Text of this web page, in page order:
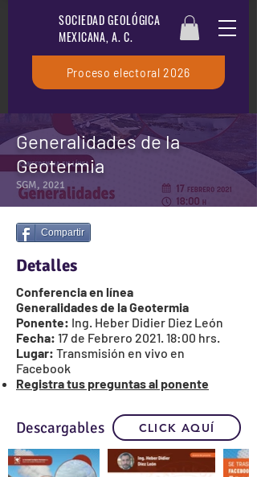
SOCIEDAD GEOLÓGICA
MEXICANA, A. C.
Proceso electoral 2026
Generalidades de la
Geotermia
SGM, 2021
Compartir
Detalles
Conferencia en línea
Generalidades de la Geotermia
Ponente: Ing. Heber Didier Diez León
Fecha: 17 de Febrero 2021. 18:00 hrs.
Lugar: Transmisión en vivo en
Facebook
Registra tus preguntas al ponente
Descargables CLICK AQUÍ